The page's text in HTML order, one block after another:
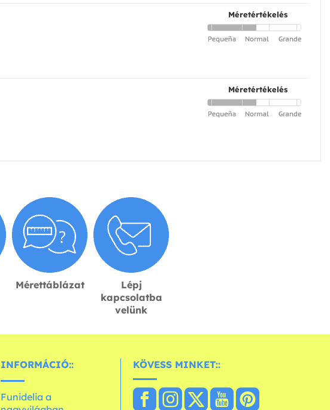
Méretértékelés
Méretértékelés
Mérettáblázat
Lépj
kapcsolatba
velünk
INFORMÁCIÓ::
Funidelia a
KÖVESS MINKET::